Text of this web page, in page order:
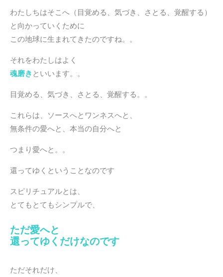
わたしちはそこへ（目覚める、気づき、さとる、覚醒する）
と向かっていくために
この地球に生まれてきたのですね。。
それをわたしはよく
魂磨き といいます。。
目覚める、気づき、さとる、覚醒する。。
これらは、ソースへとワンネスへと、
無条件の愛へと、本当の自分へと
つまり愛へと。。
還ってゆくということなのです
スピリチュアルとは、
とてもとてもシンプルで、
ただ愛へと
還ってゆくだけなのです
ただそれだけ、